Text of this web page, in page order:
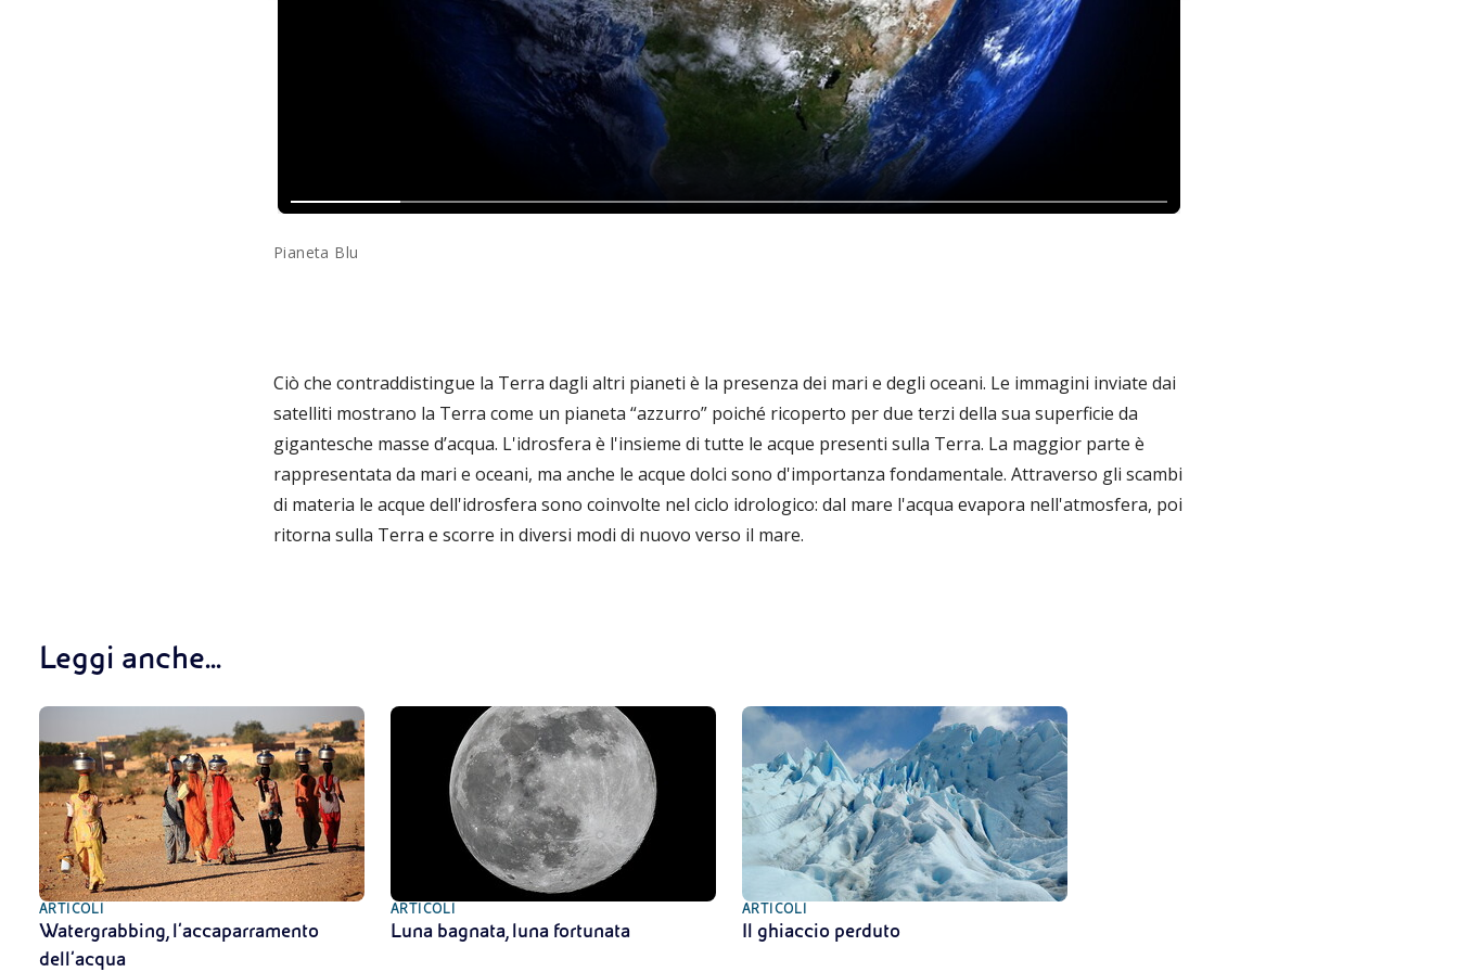
Pianeta Blu
Ciò che contraddistingue la Terra dagli altri pianeti è la presenza dei mari e degli oceani. Le immagini inviate dai
satelliti mostrano la Terra come un pianeta “azzurro” poiché ricoperto per due terzi della sua superficie da
gigantesche masse d’acqua. L'idrosfera è l'insieme di tutte le acque presenti sulla Terra. La maggior parte è
rappresentata da mari e oceani, ma anche le acque dolci sono d'importanza fondamentale. Attraverso gli scambi
di materia le acque dell'idrosfera sono coinvolte nel ciclo idrologico: dal mare l'acqua evapora nell'atmosfera, poi
ritorna sulla Terra e scorre in diversi modi di nuovo verso il mare.
Leggi anche...
ARTICOLI
Watergrabbing, l’accaparramento
dell’acqua
ARTICOLI
Luna bagnata, luna fortunata
ARTICOLI
Il ghiaccio perduto